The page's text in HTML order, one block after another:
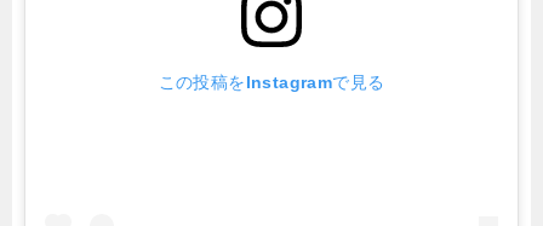
この投稿をInstagramで見る